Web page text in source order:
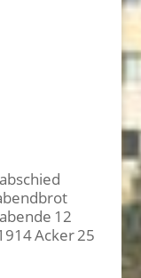
abschied
abende 12
Acker25